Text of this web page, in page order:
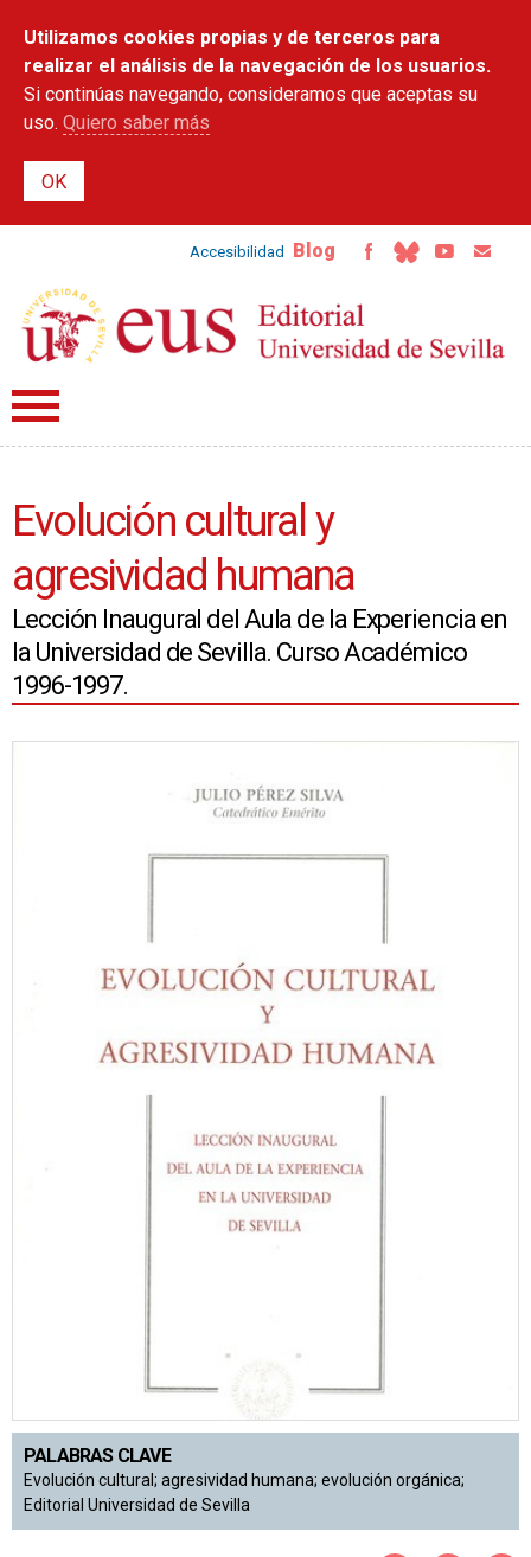
contenido
principal
Utilizamos cookies propias y de terceros para
realizar el análisis de la navegación de los usuarios.
Si continúas navegando, consideramos que aceptas su
uso. Quiero saber más
Accesibilidad Blog
Evolución cultural y
agresividad humana
Lección Inaugural del Aula de la Experiencia en
la Universidad de Sevilla. Curso Académico
1996-1997.
PALABRAS CLAVE
Evolución cultural; agresividad humana; evolución orgánica;
Editorial Universidad de Sevilla